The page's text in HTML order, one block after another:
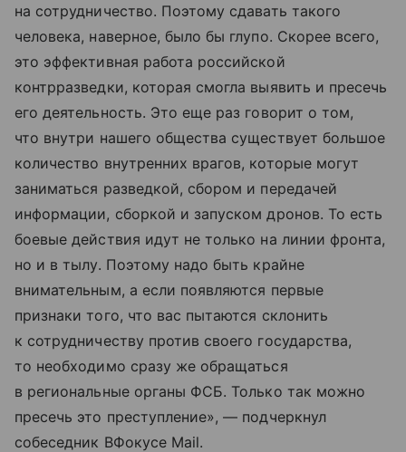
на сотрудничество. Поэтому сдавать такого
человека, наверное, было бы глупо. Скорее всего,
это эффективная работа российской
контрразведки, которая смогла выявить и пресечь
его деятельность. Это еще раз говорит о том,
что внутри нашего общества существует большое
количество внутренних врагов, которые могут
заниматься разведкой, сбором и передачей
информации, сборкой и запуском дронов. То есть
боевые действия идут не только на линии фронта,
но и в тылу. Поэтому надо быть крайне
внимательным, а если появляются первые
признаки того, что вас пытаются склонить
к сотрудничеству против своего государства,
то необходимо сразу же обращаться
в региональные органы ФСБ. Только так можно
пресечь это преступление», — подчеркнул
собеседник ВФокусе Mail.